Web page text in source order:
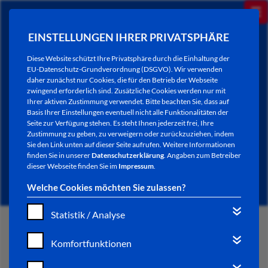
EINSTELLUNGEN IHRER PRIVATSPHÄRE
Diese Website schützt Ihre Privatsphäre durch die Einhaltung der
EU-Datenschutz-Grundverordnung (DSGVO). Wir verwenden
daher zunächst nur Cookies, die für den Betrieb der Webseite
zwingend erforderlich sind. Zusätzliche Cookies werden nur mit
Ihrer aktiven Zustimmung verwendet. Bitte beachten Sie, dass auf
Basis Ihrer Einstellungen eventuell nicht alle Funktionalitäten der
Seite zur Verfügung stehen. Es steht Ihnen jederzeit frei, Ihre
Zustimmung zu geben, zu verweigern oder zurückzuziehen, indem
Sie den Link unten auf dieser Seite aufrufen. Weitere Informationen
finden Sie in unsererDatenschutzerklärung. Angaben zum Betreiber
dieser Webseite finden Sie im Impressum.
Welche Cookies möchten Sie zulassen?
Statistik / Analyse
Komfortfunktionen
NEWSLETTER / CITY LETTER
START